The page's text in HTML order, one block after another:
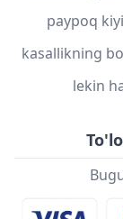
paypoq
kasallikning
lekin